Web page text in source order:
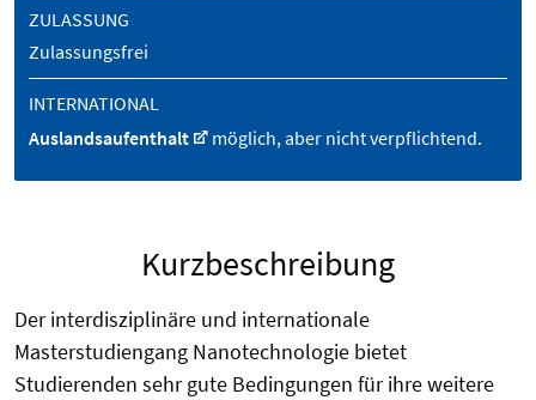
ZULASSUNG
Zulassungsfrei
INTERNATIONAL
Auslandsaufenthalt
möglich, aber nicht verpflichtend.
Kurzbeschreibung
Der interdisziplinäre und internationale
Masterstudiengang Nanotechnologie bietet
Studierenden sehr gute Bedingungen für ihre weitere